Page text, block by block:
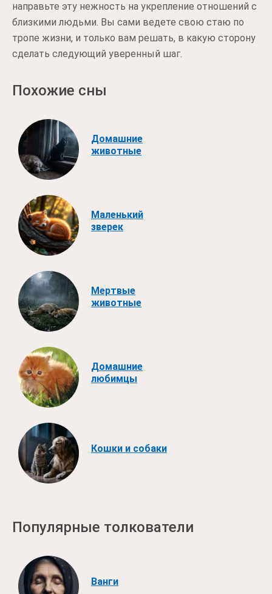
направьте эту нежность на укрепление отношений с
близкими людьми. Вы сами ведете свою стаю по
тропе жизни, и только вам решать, в какую сторону
сделать следующий уверенный шаг.
Похожие сны
Домашние
животные
Маленький
зверек
Мертвые
животные
Домашние
любимцы
Кошки и собаки
Популярные толкователи
Ванги